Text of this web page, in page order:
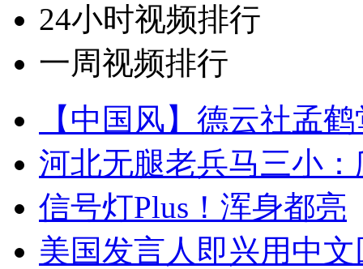
24小时视频排行
一周视频排行
【中国风】德云社孟
河北无腿老兵马三小
信号灯Plus！浑身都亮
美国发言人即兴用中